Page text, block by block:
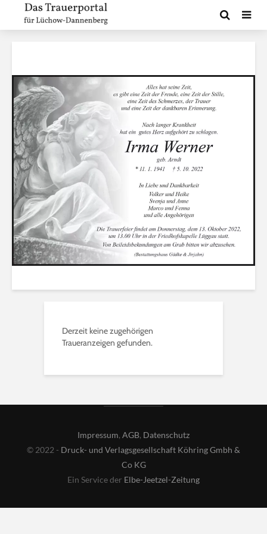
Derzeit keine zugehörigen
Traueranzeigen gefunden.
Impressum, AGB, Datenschutz
© 2022 - Druck- und Verlagsgesellschaft Köhring Gmbh &
Co KG
Ein Service der Elbe-Jeetzel-Zeitung